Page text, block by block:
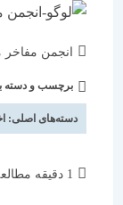
انجمن مفاخر
برچسب و دسته بندی
دسته‌های اصلی:اخبار